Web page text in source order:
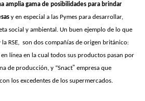
amplia gama de posibilidades para brindar
y en especial a las Pymes para desarrollar,
social y ambiental. Un buen ejemplo de lo que
RSE, son dos compañías de origen británico:
línea en la cual todos sus productos pasan por
de producción, y “Snact” empresa que
los excedentes de los supermercados.